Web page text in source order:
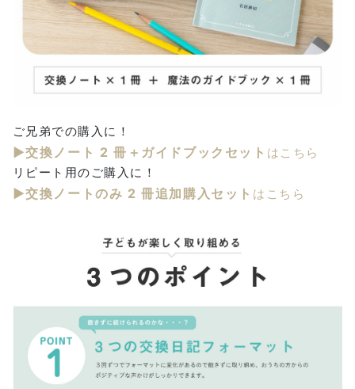
ご兄弟での購入に！
▶交換ノート 2 冊＋ガイドブックセット はこちら
リピート用のご購入に！
▶交換ノートのみ 2 冊追加購入セット はこちら